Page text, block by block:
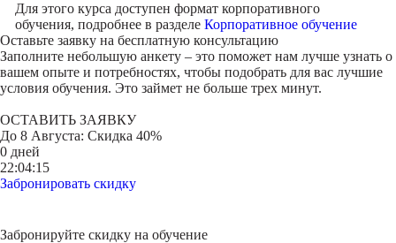
Для этого курса доступен формат корпоративного
обучения, подробнее в разделе Корпоративное обучение
Оставьте заявку на бесплатную консультацию
Заполните небольшую анкету – это поможет нам лучше узнать о
вашем опыте и потребностях, чтобы подобрать для вас лучшие
условия обучения. Это займет не больше трех минут.
ОСТАВИТЬ ЗАЯВКУ
До 8 Августа: Скидка 40%
0 дней
22:04:15
Забронировать скидку
Забронируйте скидку на обучение